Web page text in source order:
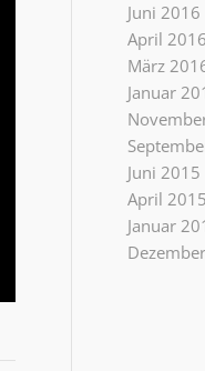
Juni 2016
April 2016
März
Januar
Juni 2015
April 2015
Januar